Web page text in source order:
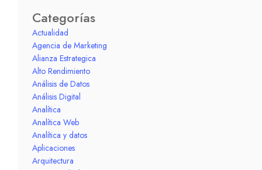
Categorías
Actualidad
Agencia de Marketing
Alianza Estrategica
Alto Rendimiento
Análisis de Datos
Análisis Digital
Analítica
Analítica Web
Analítica y datos
Aplicaciones
Arquitectura